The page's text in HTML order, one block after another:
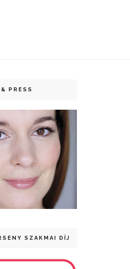
PRESS
SZAKMAI DÍJ